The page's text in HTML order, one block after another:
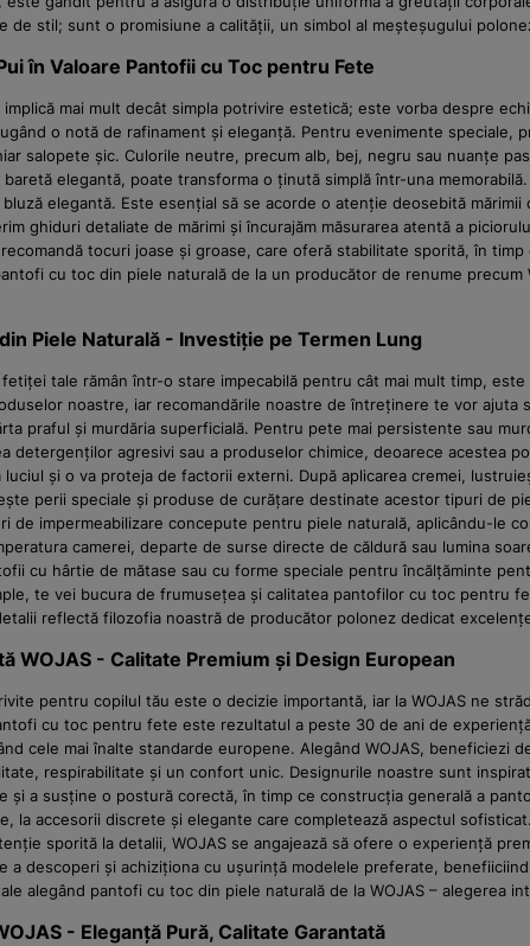
de stil; sunt o promisiune a calității, un simbol al meșteșugului
în Valoare Pantofii cu Toc pentru Fete
mai mult decât simpla potrivire estetică; este vorba despre
o notă de rafinament și eleganță. Pentru evenimente
salopete șic. Culorile neutre, precum alb, bej, negru sau nuanțe
elegantă, poate transforma o ținută simplă într-una
elegantă. Este esențial să se acorde o atenție deosebită
ghiduri detaliate de mărimi și încurajăm măsurarea atentă a
tocuri joase și groase, care oferă stabilitate sporită, în
cu toc din piele naturală de la un producător de renume
Piele Naturală - Investiție pe Termen Lung
tale rămân într-o stare impecabilă pentru cât mai mult timp,
noastre, iar recomandările noastre de întreținere te vor
praful și murdăria superficială. Pentru pete mai persistente sau
detergenților agresivi sau a produselor chimice, deoarece acestea
și o va proteja de factorii externi. După aplicarea cremei,
perii speciale și produse de curățare destinate acestor tipuri de
de impermeabilizare concepute pentru piele naturală, aplicându-le
camerei, departe de surse directe de căldură sau lumina
cu hârtie de mătase sau cu forme speciale pentru încălțăminte
te vei bucura de frumusețea și calitatea pantofilor cu toc pentru
reflectă filozofia noastră de producător polonez dedicat
WOJAS - Calitate Premium și Design European
pentru copilul tău este o decizie importantă, iar la WOJAS ne
cu toc pentru fete este rezultatul a peste 30 de ani de
cele mai înalte standarde europene. Alegând WOJAS,
respirabilitate și un confort unic. Designurile noastre sunt
a susține o postură corectă, în timp ce construcția generală a
la accesorii discrete și elegante care completează aspectul
sporită la detalii, WOJAS se angajează să ofere o experiență
a descoperi și achiziționa cu ușurință modelele preferate,
alegând pantofi cu toc din piele naturală de la WOJAS – alegerea
- Eleganță Pură, Calitate Garantată